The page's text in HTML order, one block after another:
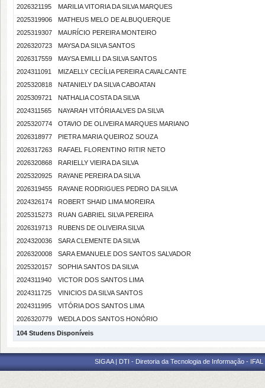
2026321195
MARILIA VITORIA DA SILVA MARQUES
2025319906
MATHEUS MELO DE ALBUQUERQUE
2025319307
MAURÍCIO PEREIRA MONTEIRO
2026320723
MAYSA DA SILVA SANTOS
2026317559
MAYSA EMILLI DA SILVA SANTOS
2024311091
MIZAELLY CECÍLIA PEREIRA CAVALCANTE
2025320818
NATANIELY DA SILVA CABOATAN
2025309721
NATHALIA COSTA DA SILVA
2024311565
NAYARAH VITÓRIA ALVES DA SILVA
2025320774
OTAVIO DE OLIVEIRA MARQUES MARIANO
2026318977
PIETRA MARIA QUEIROZ SOUZA
2026317263
RAFAEL FLORENTINO RITIR NETO
2026320868
RARIELLY VIEIRA DA SILVA
2025320925
RAYANE PEREIRA DA SILVA
2026319455
RAYANE RODRIGUES PEDRO DA SILVA
2024326174
ROBERT SHAID LIMA MOREIRA
2025315273
RUAN GABRIEL SILVA PEREIRA
2026319713
RUBENS DE OLIVEIRA SILVA
2024320036
SARA CLEMENTE DA SILVA
2026320008
SARA EMANUELE DOS SANTOS SALVADOR
2025320157
SOPHIA SANTOS DA SILVA
2024311940
VICTOR DOS SANTOS LIMA
2024311725
VINICIOS DA SILVA SANTOS
2024311995
VITÓRIA DOS SANTOS LIMA
2026320779
WEDLA DOS SANTOS HONÓRIO
104 Studens Disponíveis
SIGAA | DTI - Diretoria da Tecnologia de Informação -